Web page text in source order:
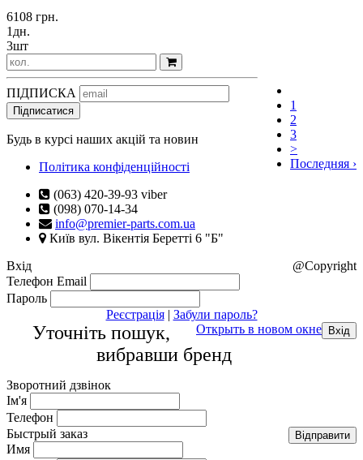
6108 грн.
1дн.
3шт
1
2
3
>
Последняя ›
ПІДПИСКА
Підписатися
Будь в курсі наших акцій та новин
Політика конфіденційності
(063) 420-39-93 viber
(098) 070-14-34
info@premier-parts.com.ua
Київ вул. Вікентія Беретті 6 "Б"
@Copyright
Вхід
Телефон Email
Пароль
Реєстрація| Забули пароль?
Открыть в новом окне
Уточніть пошук,
вибравши бренд
Зворотний дзвінок
Ім'я
Телефон
Відправити
Быстрый заказ
Имя